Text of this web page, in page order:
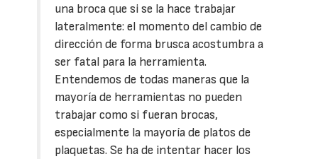
una broca que si se la hace trabajar
lateralmente: el momento del cambio de
dirección de forma brusca acostumbra a
ser fatal para la herramienta.
Entendemos de todas maneras que la
mayoría de herramientas no pueden
trabajar como si fueran brocas,
especialmente la mayoría de platos de
plaquetas. Se ha de intentar hacer los